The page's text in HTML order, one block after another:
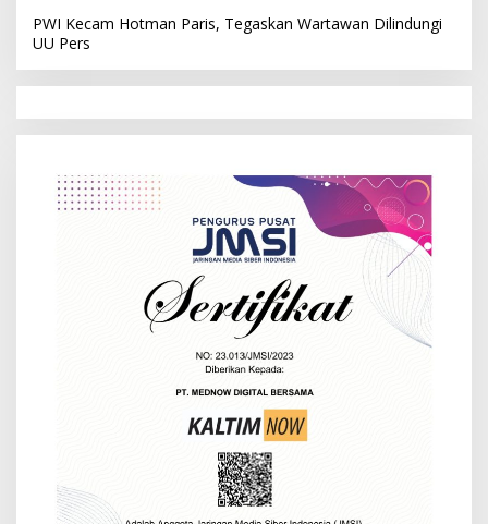
PWI Kecam Hotman Paris, Tegaskan Wartawan Dilindungi
UU Pers